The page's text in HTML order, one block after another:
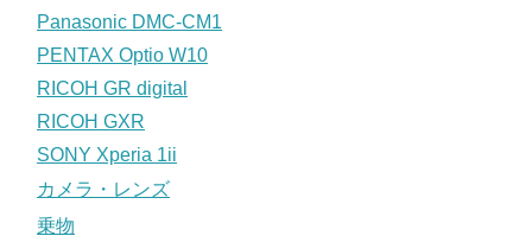
Panasonic DMC-CM1
PENTAX Optio W10
RICOH GR digital
RICOH GXR
SONY Xperia 1ii
カメラ・レンズ
乗物